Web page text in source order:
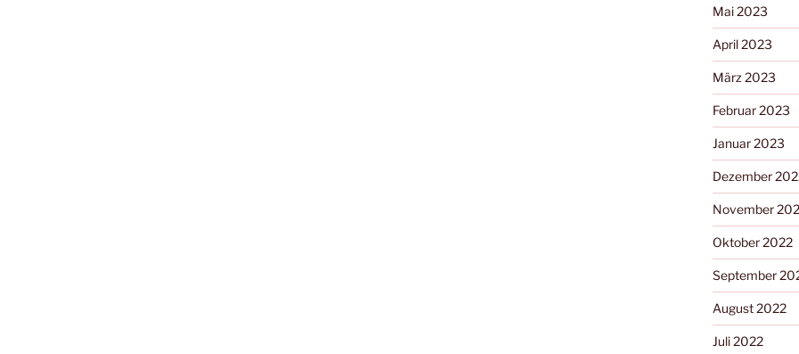
Mai 2023
April 2023
März 2023
Februar 2023
Januar 2023
Dezember
November
Oktober 2022
September
August 2022
Juli 2022